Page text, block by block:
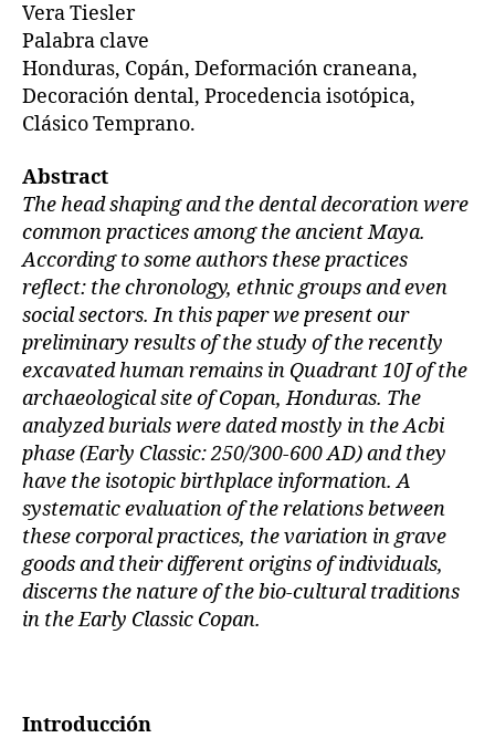
Vera Tiesler
Palabra clave
Honduras, Copán, Deformación craneana,
Decoración dental, Procedencia isotópica,
Clásico Temprano.
Abstract
The head shaping and the dental decoration were
common practices among the ancient Maya.
According to some authors these practices
reflect: the chronology, ethnic groups and even
social sectors. In this paper we present our
preliminary results of the study of the recently
excavated human remains in Quadrant 10J of the
archaeological site of Copan, Honduras. The
analyzed burials were dated mostly in the Acbi
phase (Early Classic: 250/300-600 AD) and they
have the isotopic birthplace information. A
systematic evaluation of the relations between
these corporal practices, the variation in grave
goods and their different origins of individuals,
discerns the nature of the bio-cultural traditions
in the Early Classic Copan.
Introducción